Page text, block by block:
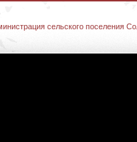
сельского поселения